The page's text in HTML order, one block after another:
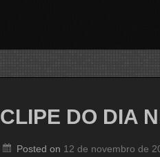
CLIPE DO DIA
Posted on 12 de novembro de